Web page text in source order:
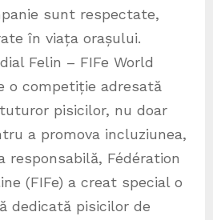
sunt respectate,
în viața orașului.
Felin – FIFe World
o competiție adresată
pisicilor, nu doar
a promova incluziunea,
responsabilă, Fédération
(FIFe) a creat special o
dedicată pisicilor de